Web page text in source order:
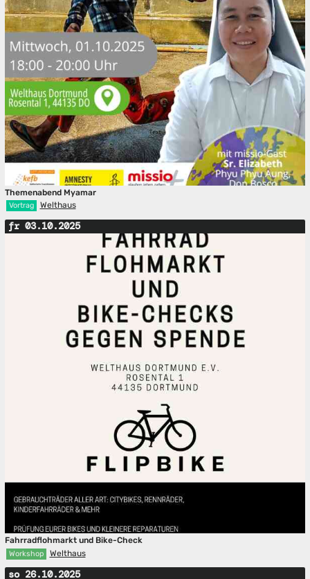
Themenabend Myamar
Vortrag Welthaus
fr 03.10.2025
Fahrradflohmarkt und Bike-Check
Workshop Welthaus
so 26.10.2025